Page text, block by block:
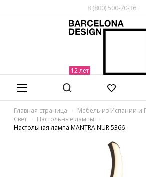
8 (800) 500-70-36
Главная страница
Мебель из Испании и
Свет
Настольные лампы
Настольная лампа MANTRA NUR 5366